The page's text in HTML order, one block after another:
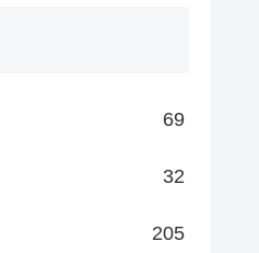
69
32
205